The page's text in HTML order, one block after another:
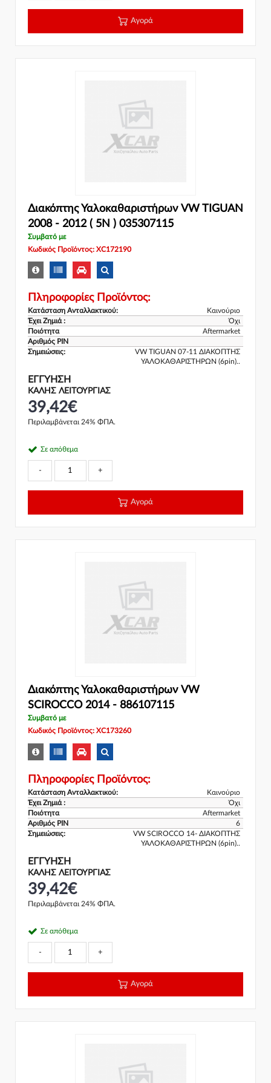
Αγορά
Διακόπτης Υαλοκαθαριστήρων VW TIGUAN
2008 - 2012 ( 5N ) 035307115
Συμβατό με
Κωδικός Προϊόντος: XC172190
Πληροφορίες Προϊόντος:
Κατάσταση Ανταλλακτικού:
Καινούριο
Έχει Ζημιά :
Όχι
Ποιότητα
Aftermarket
Αριθμός PIN
Σημειώσεις:
VW TIGUAN 07-11 ΔΙΑΚΟΠΤΗΣ
ΥΑΛΟΚΑΘΑΡΙΣΤΗΡΩΝ (6pin)..
ΕΓΓΎΗΣΗ
ΚΑΛΗΣ ΛΕΙΤΟΥΡΓΙΑΣ
39,42€
Περιλαμβάνεται 24% ΦΠΑ.
Σε απόθεμα
- +
Αγορά
Διακόπτης Υαλοκαθαριστήρων VW
SCIROCCO 2014 - 886107115
Συμβατό με
Κωδικός Προϊόντος: XC173260
Πληροφορίες Προϊόντος:
Κατάσταση Ανταλλακτικού:
Καινούριο
Έχει Ζημιά :
Όχι
Ποιότητα
Aftermarket
Αριθμός PIN
6
Σημειώσεις:
VW SCIROCCO 14- ΔΙΑΚΟΠΤΗΣ
ΥΑΛΟΚΑΘΑΡΙΣΤΗΡΩΝ (6pin)..
ΕΓΓΎΗΣΗ
ΚΑΛΗΣ ΛΕΙΤΟΥΡΓΙΑΣ
39,42€
Περιλαμβάνεται 24% ΦΠΑ.
Σε απόθεμα
- +
Αγορά